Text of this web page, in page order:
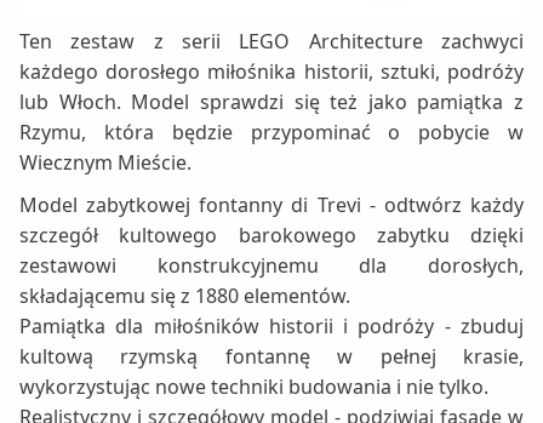
Ten zestaw z serii LEGO Architecture zachwyci
każdego dorosłego miłośnika historii, sztuki, podróży
lub Włoch. Model sprawdzi się też jako pamiątka z
Rzymu, która będzie przypominać o pobycie w
Wiecznym Mieście.
Model zabytkowej fontanny di Trevi - odtwórz każdy
szczegół kultowego barokowego zabytku dzięki
zestawowi konstrukcyjnemu dla dorosłych,
składającemu się z 1880 elementów.
Pamiątka dla miłośników historii i podróży - zbuduj
kultową rzymską fontannę w pełnej krasie,
wykorzystując nowe techniki budowania i nie tylko.
Realistyczny i szczegółowy model - podziwiaj fasadę w